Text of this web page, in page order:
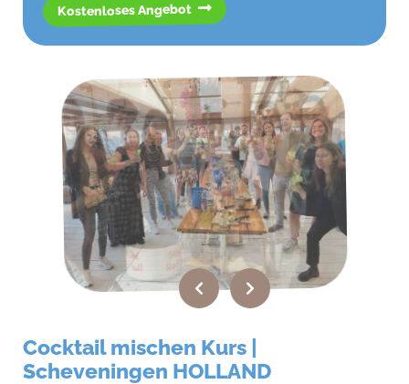
Kostenloses Angebot
Cocktail mischen Kurs |
Scheveningen HOLLAND